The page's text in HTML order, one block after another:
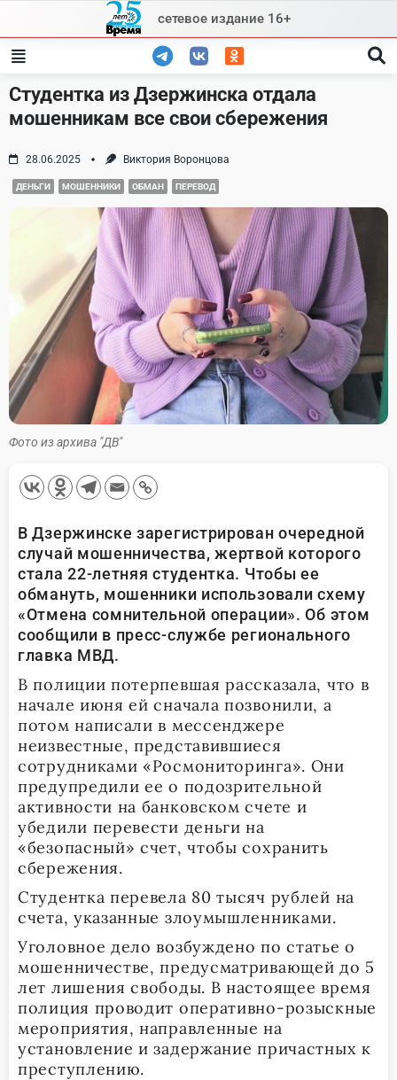
content
сетевое издание 16+
Студентка из Дзержинска отдала
мошенникам все свои сбережения
28.06.2025 Виктория Воронцова
ДЕНЬГИ МОШЕННИКИ ОБМАН ПЕРЕВОД
Фото из архива "ДВ"
В Дзержинске зарегистрирован очередной
случай мошенничества, жертвой которого
стала 22-летняя студентка. Чтобы ее
обмануть, мошенники использовали схему
«Отмена сомнительной операции». Об этом
сообщили в пресс-службе регионального
главка МВД.
В полиции потерпевшая рассказала, что в
начале июня ей сначала позвонили, а
потом написали в мессенджере
неизвестные, представившиеся
сотрудниками «Росмониторинга». Они
предупредили ее о подозрительной
активности на банковском счете и
убедили перевести деньги на
«безопасный» счет, чтобы сохранить
сбережения.
Студентка перевела 80 тысяч рублей на
счета, указанные злоумышленниками.
Уголовное дело возбуждено по статье о
мошенничестве, предусматривающей до 5
лет лишения свободы. В настоящее время
полиция проводит оперативно-розыскные
мероприятия, направленные на
установление и задержание причастных к
преступлению.